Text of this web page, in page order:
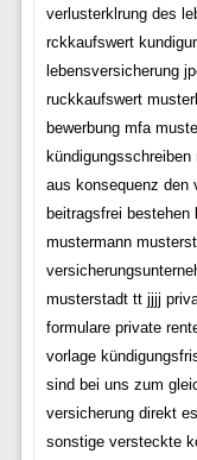
verlusterklrung des
rckkaufswert
lebensversicherung
ruckkaufswert
bewerbung mfa
aus konsequenz den
beitragsfrei
mustermann
musterstadt tt jjjj
formulare private
vorlage
sind bei uns zum
versicherung direkt
sonstige versteckte